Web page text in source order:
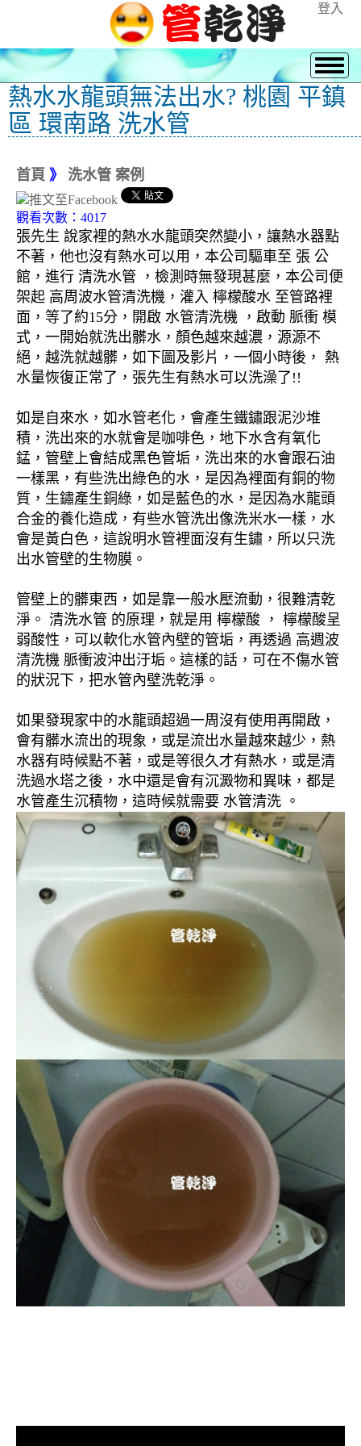
登入
熱水水龍頭無法出水? 桃園 平鎮
區 環南路 洗水管
首頁 》 洗水管 案例
觀看次數：4017
張先生 說家裡的熱水水龍頭突然變小，讓熱水器點
不著，他也沒有熱水可以用，本公司驅車至 張 公
館，進行 清洗水管 ，檢測時無發現甚麼，本公司便
架起 高周波水管清洗機，灌入 檸檬酸水 至管路裡
面，等了約15分，開啟 水管清洗機 ，啟動 脈衝 模
式，一開始就洗出髒水，顏色越來越濃，源源不
絕，越洗就越髒，如下圖及影片，一個小時後， 熱
水量恢復正常了，張先生有熱水可以洗澡了!!
如是自來水，如水管老化，會產生鐵鏽跟泥沙堆
積，洗出來的水就會是咖啡色，地下水含有氧化
錳，管壁上會結成黑色管垢，洗出來的水會跟石油
一樣黑，有些洗出綠色的水，是因為裡面有銅的物
質，生鏽產生銅綠，如是藍色的水，是因為水龍頭
合金的養化造成，有些水管洗出像洗米水一樣，水
會是黃白色，這說明水管裡面沒有生鏽，所以只洗
出水管壁的生物膜。
管壁上的髒東西，如是靠一般水壓流動，很難清乾
淨。 清洗水管 的原理，就是用 檸檬酸 ， 檸檬酸呈
弱酸性，可以軟化水管內壁的管垢，再透過 高週波
清洗機 脈衝波沖出汙垢。這樣的話，可在不傷水管
的狀況下，把水管內壁洗乾淨。
如果發現家中的水龍頭超過一周沒有使用再開啟，
會有髒水流出的現象，或是流出水量越來越少，熱
水器有時候點不著，或是等很久才有熱水，或是清
洗過水塔之後，水中還是會有沉澱物和異味，都是
水管產生沉積物，這時候就需要 水管清洗 。